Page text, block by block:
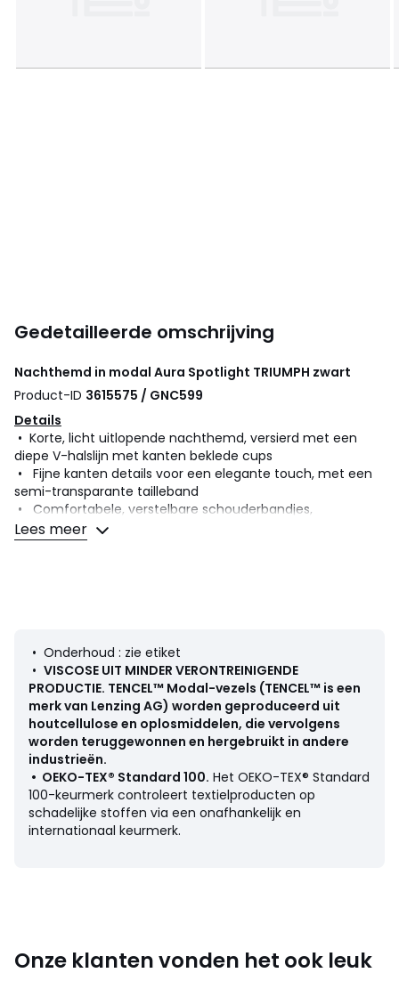
Gedetailleerde omschrijving
Nachthemd in modal Aura Spotlight TRIUMPH zwart
Product-ID 3615575 / GNC599
Details
• Korte, licht uitlopende nachthemd, versierd met een
diepe V-halslijn met kanten beklede cups
• Fijne kanten details voor een elegante touch, met een
semi-transparante tailleband
• Comfortabele, verstelbare schouderbandjes,
aangenaam om te dragen
Productfiche met betrekking tot milieukwaliteiten en -
kenmerken
• Herkomst van de productie (weving, verving, bedrukking):
China
• Confectie: Cambodja
Kleuren Zwart
Maten 38 FR - 36 EU, 40 FR - 38 EU, 42 FR - 40 EU, 44 FR -
42 EU, 46 FR - 44 EU, 48 FR - 46 EU
Lees meer
• Onderhoud : zie etiket
• VISCOSE UIT MINDER VERONTREINIGENDE
PRODUCTIE. TENCEL™ Modal-vezels (TENCEL™ is een
merk van Lenzing AG) worden geproduceerd uit
houtcellulose en oplosmiddelen, die vervolgens
worden teruggewonnen en hergebruikt in andere
industrieën.
• OEKO-TEX® Standard 100. Het OEKO-TEX® Standard
100-keurmerk controleert textielproducten op
schadelijke stoffen via een onafhankelijk en
internationaal keurmerk.
Onze klanten vonden het ook leuk